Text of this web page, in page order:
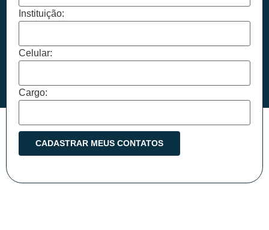
Instituição:
Celular:
Cargo: